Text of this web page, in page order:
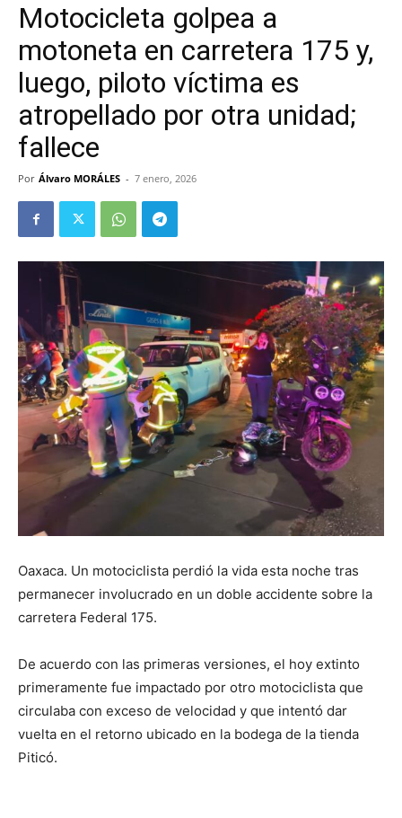
Motocicleta golpea a
motoneta en carretera 175 y,
luego, piloto víctima es
atropellado por otra unidad;
fallece
Por Álvaro MORÁLES - 7 enero, 2026
Oaxaca. Un motociclista perdió la vida esta noche tras
permanecer involucrado en un doble accidente sobre la
carretera Federal 175.
De acuerdo con las primeras versiones, el hoy extinto
primeramente fue impactado por otro motociclista que
circulaba con exceso de velocidad y que intentó dar
vuelta en el retorno ubicado en la bodega de la tienda
Piticó.